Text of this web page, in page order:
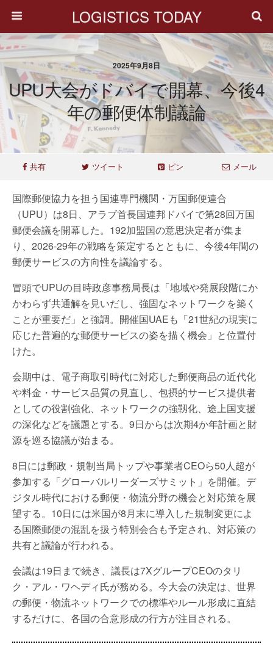
LOGISTICS TODAY
2025年9月8日
UPU大会がドバイで開幕、今後4
年の郵便体制議論
共有 ツイート ピン メール
国際郵便協力を担う国連専門機関・万国郵便連合
（UPU）は8日、アラブ首長国連邦ドバイで第28回万国
郵便会議を開幕した。192加盟国の意思決定者が集ま
り、2026-29年の戦略を策定するとともに、今後4年間の
郵便サービスの方向性を議論する。
冒頭でUPUの目時政彦事務局長は「地域や発展段階にか
かわらず共通解を見いだし、強固なネットワークを築く
ことが重要だ」と強調。開催国UAEも「21世紀の現実に
応じた普遍的な郵便サービスの姿を描く機会」と位置付
けた。
会期中は、電子商取引時代に対応した郵便商品の近代化
や料金・サービス品質の見直し、包摂的サービス提供者
としての役割強化、ネットワークの強靱化、途上国支援
の深化などを議題とする。9日からは次期4か年計画と財
源を巡る協議が始まる。
8日には郵政・規制当局トップや事業者CEOら50人超が
参加する「グローバルリーダーズサミット」を開催。デ
ジタル時代における郵便・物流分野の機会と対応策を展
望する。10日には米国が8月末に導入した規制変更によ
る国際郵便の混乱を扱う特別会合も予定され、対応策の
共有と議論が行われる。
会議は19日まで続き、議長は7XグループCEOのタリ
ク・アル・ワヘディ氏が務める。今大会の決定は、世界
の郵便・物流ネットワークでの標準やルール形成に直結
するだけに、各国の合意形成の行方が注目される。